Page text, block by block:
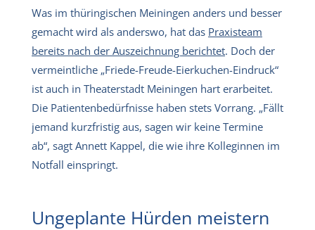
Was im thüringischen Meiningen anders und besser
gemacht wird als anderswo, hat das Praxisteam
bereits nach der Auszeichnung berichtet. Doch der
vermeintliche „Friede-Freude-Eierkuchen-Eindruck“
ist auch in Theaterstadt Meiningen hart erarbeitet.
Die Patientenbedürfnisse haben stets Vorrang. „Fällt
jemand kurzfristig aus, sagen wir keine Termine
ab“, sagt Annett Kappel, die wie ihre Kolleginnen im
Notfall einspringt.
Ungeplante Hürden meistern